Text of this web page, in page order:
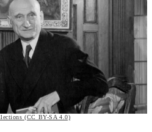
(CC BY-SA 4.0)